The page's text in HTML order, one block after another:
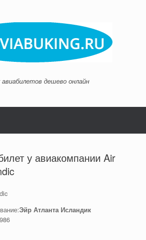
авиабилетов дешево онлайн
у авиакомпании Air
Эйр Атланта Исландик